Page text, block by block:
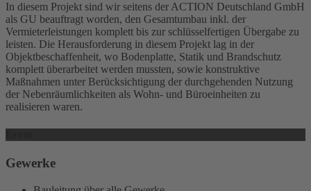
In diesem Projekt sind wir seitens der ACTION Deutschland GmbH
als GU beauftragt worden, den Gesamtumbau inkl. der
Vermieterleistungen komplett bis zur schlüsselfertigen Übergabe zu
leisten. Die Herausforderung in diesem Projekt lag in der
Objektbeschaffenheit, wo Bodenplatte, Statik und Brandschutz
komplett überarbeitet werden mussten, sowie konstruktive
Maßnahmen unter Berücksichtigung der durchgehenden Nutzung
der Nebenräumlichkeiten als Wohn- und Büroeinheiten zu
realisieren waren.
Gewerke